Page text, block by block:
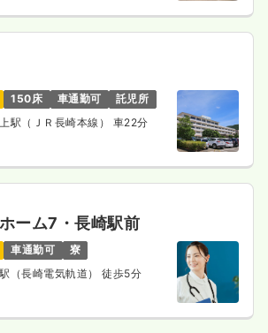
一般＋療養
一時募集休止
万円/月 賞与3.6ヶ月
る 詳細を見る
150床 車通勤可
託児所
駅（ＪＲ長崎本線） 車22分
ーム7・長崎駅前
車通勤可
寮
（長崎電気軌道） 徒歩5分